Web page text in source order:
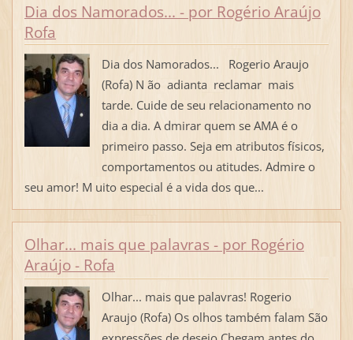
Dia dos Namorados... - por Rogério Araújo
Rofa
Dia dos Namorados... Rogerio Araujo
(Rofa) N ão adianta reclamar mais
tarde. Cuide de seu relacionamento no
dia a dia. A dmirar quem se AMA é o
primeiro passo. Seja em atributos físicos,
comportamentos ou atitudes. Admire o
seu amor! M uito especial é a vida dos que...
Olhar... mais que palavras - por Rogério
Araújo - Rofa
Olhar... mais que palavras! Rogerio
Araujo (Rofa) Os olhos também falam São